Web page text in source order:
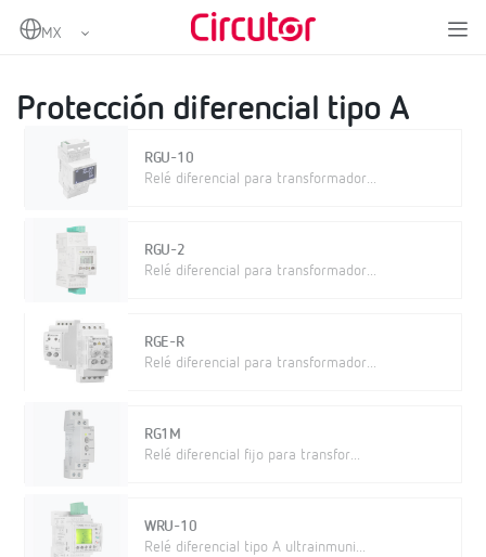
Home Protección y control
Protección diferencial
Protección diferencial tipo A
RGU-10
Relé diferencial para transformador...
RGU-2
Relé diferencial para transformador...
RGE-R
Relé diferencial para transformador...
RG1M
Relé diferencial fijo para transfor...
WRU-10
Relé diferencial tipo A ultrainmuni...